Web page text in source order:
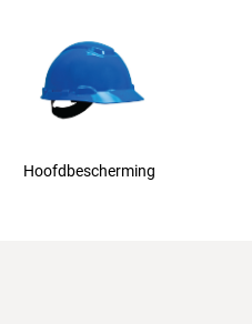
Hoofdbescherming